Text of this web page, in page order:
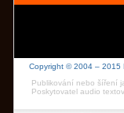
Copyright © 2004 – 2015
Publikování nebo šíření
Poskytovatel audio